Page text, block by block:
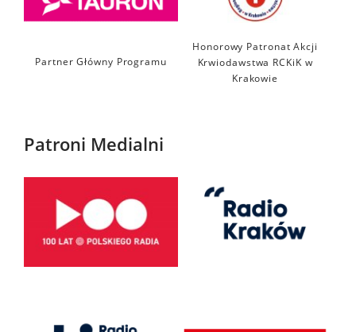
Partner Główny Programu
Honorowy Patronat Akcji
Krwiodawstwa RCKiK w
Krakowie
Patroni Medialni